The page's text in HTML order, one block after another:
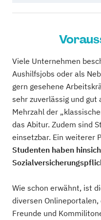
Viele Unternehmen
Aushilfsjobs oder als
gern gesehene
sehr zuverlässig und gut
Mehrzahl der
das Abitur. Zudem sind
einsetzbar. Ein weiterer
Studenten haben
Wie schon erwähnt, ist
diversen
Freunde und